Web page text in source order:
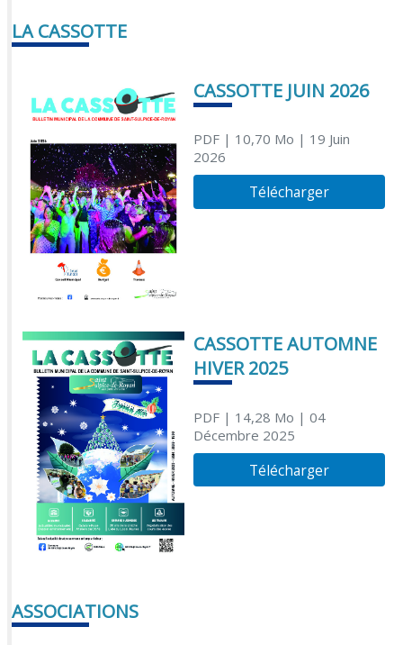
LA CASSOTTE
CASSOTTE JUIN 2026
PDF| 10,70 Mo | 19 Juin
2026
Télécharger
CASSOTTE AUTOMNE
HIVER 2025
PDF| 14,28 Mo | 04
Décembre 2025
Télécharger
ASSOCIATIONS